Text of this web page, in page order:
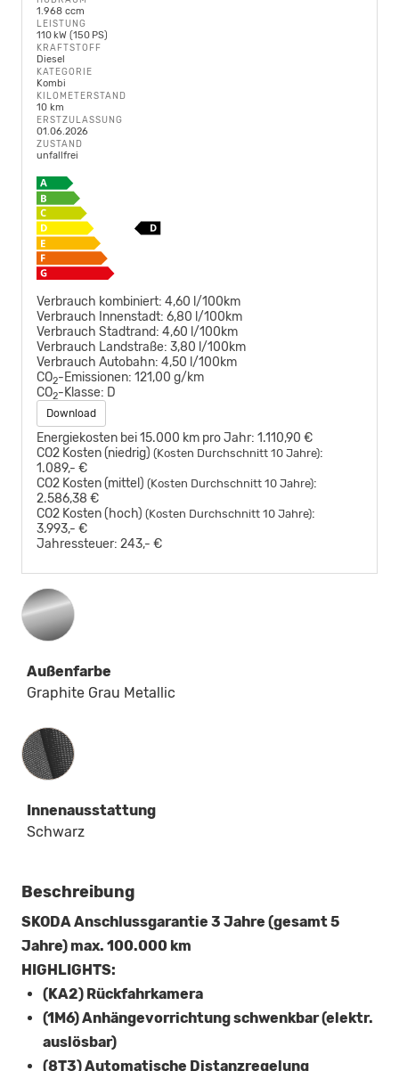
1.968 ccm
LEISTUNG
110 kW (150 PS)
KRAFTSTOFF
Diesel
KATEGORIE
Kombi
KILOMETERSTAND
10 km
ERSTZULASSUNG
01.06.2026
ZUSTAND
unfallfrei
Verbrauch kombiniert: 4,60 l/100km
Verbrauch Innenstadt: 6,80 l/100km
Verbrauch Stadtrand: 4,60 l/100km
Verbrauch Landstraße: 3,80 l/100km
Verbrauch Autobahn: 4,50 l/100km
CO2-Emissionen: 121,00 g/km
CO2-Klasse: D
Download
Energiekosten bei 15.000 km pro Jahr: 1.110,90 €
CO2 Kosten (niedrig) (Kosten Durchschnitt 10 Jahre):
1.089,- €
CO2 Kosten (mittel) (Kosten Durchschnitt 10 Jahre):
2.586,38 €
CO2 Kosten (hoch) (Kosten Durchschnitt 10 Jahre):
3.993,- €
Jahressteuer: 243,- €
Außenfarbe
Graphite Grau Metallic
Innenausstattung
Innenausstattung
Schwarz
Beschreibung
SKODA Anschlussgarantie 3 Jahre (gesamt 5
Jahre) max. 100.000 km
HIGHLIGHTS:
(KA2) Rückfahrkamera
(1M6) Anhängevorrichtung schwenkbar (elektr.
auslösbar)
(8T3) Automatische Distanzregelung